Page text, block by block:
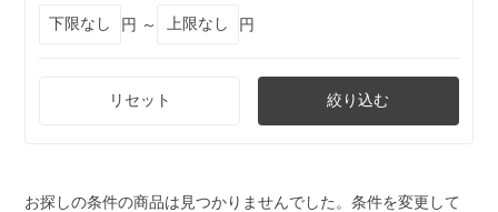
円 ～
円
リセット 絞り込む
お探しの条件の商品は見つかりませんでした。条件を変更して